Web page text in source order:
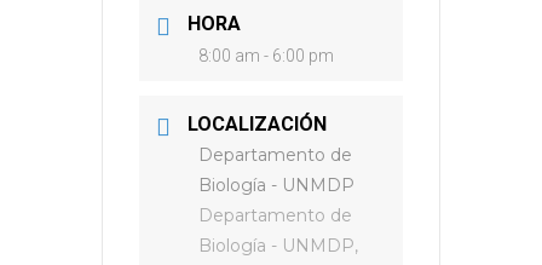
HORA
8:00 am - 6:00 pm
LOCALIZACIÓN
Departamento de
Biología - UNMDP
Departamento de
Biología - UNMDP,